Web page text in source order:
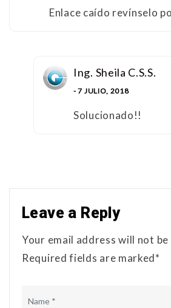
Enlace caído revínselo
Ing. Sheila C.S.S.
- 7 JULIO, 2018
Solucionado!!
Leave a Reply
Your email address will not be
Required fields are marked*